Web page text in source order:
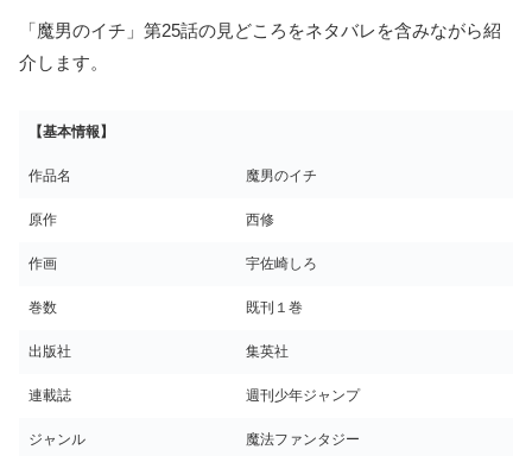
「魔男のイチ」第25話の見どころをネタバレを含みながら紹
介します。
【基本情報】
作品名 魔男のイチ
原作 西修
作画 宇佐崎しろ
巻数 既刊１巻
出版社 集英社
連載誌 週刊少年ジャンプ
ジャンル 魔法ファンタジー